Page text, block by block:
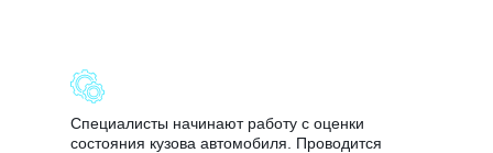
Специалисты начинают работу с оценки
состояния кузова автомобиля. Проводится